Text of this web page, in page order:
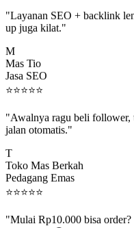
up juga kilat."
Mas Tio
Jasa SEO
⭐⭐⭐⭐⭐
jalan otomatis."
Toko Mas Berkah
Pedagang Emas
⭐⭐⭐⭐⭐
jajan boba 😂"